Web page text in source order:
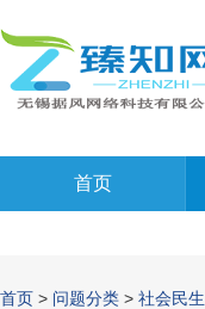
首页
首页 > 问题分类 > 社会民生